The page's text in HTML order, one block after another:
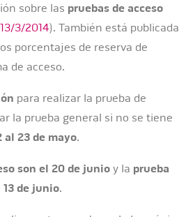
sobre las pruebas de acceso
3/2014). También está publicada
porcentajes de reserva de
de acceso.
para realizar la prueba de
la prueba general si no se tiene
al 23 de mayo.
son el 20 de junio y la prueba
de junio.